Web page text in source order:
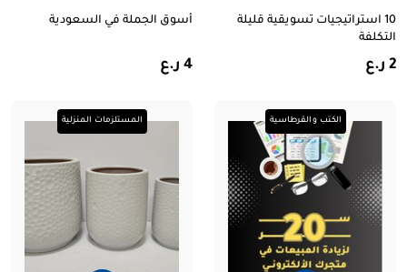
10 استراتيجيات تسويقية قليلة
التكلفة
2 ر.ع
أسوق الجملة في السعودية
4 ر.ع
الكتب والقرطاسية المستلزمات المنزلية